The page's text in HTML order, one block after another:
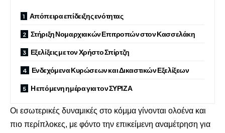
Απόπειρα επίδειξης ενότητας
Στήριξη Νομαρχιακών Επιτροπών στον Κασσελάκη
Εξελίξεις με τον Χρήστο Σπίρτζη
Ενδεχόμενα Κυρώσεων και Δικαστικών Εξελίξεων
Η επόμενη ημέρα για τον ΣΥΡΙΖΑ
Οι εσωτερικές δυναμικές στο κόμμα γίνονται ολοένα και
πιο περίπλοκες, με φόντο την επικείμενη αναμέτρηση για